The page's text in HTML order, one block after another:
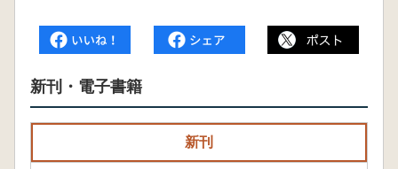
新刊・電子書籍
新刊